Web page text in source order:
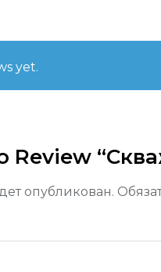
yet.
Review
опубликован.